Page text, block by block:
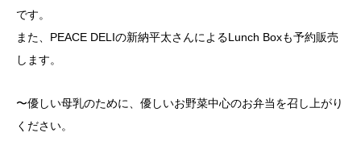
です。
また、PEACE DELIの新納平太さんによるLunch Boxも予約販売
します。
〜優しい母乳のために、優しいお野菜中心のお弁当を召し上がり
ください。